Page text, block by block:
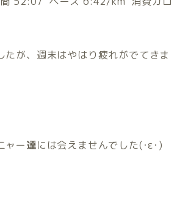
たが、週末はやはり疲れがでてきま
ャー達には会えませんでした(･ε･)